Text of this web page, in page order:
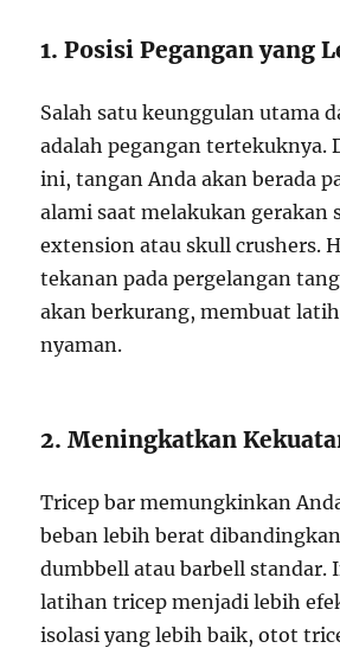
1. Posisi Pegangan yang
Salah satu keunggulan utama
adalah pegangan tertekuknya.
ini, tangan Anda akan berada
alami saat melakukan gerakan
extension atau skull crushers.
tekanan pada pergelangan
akan berkurang, membuat
nyaman.
2. Meningkatkan
Tricep bar memungkinkan
beban lebih berat
dumbbell atau barbell standar.
latihan tricep menjadi lebih
isolasi yang lebih baik, otot